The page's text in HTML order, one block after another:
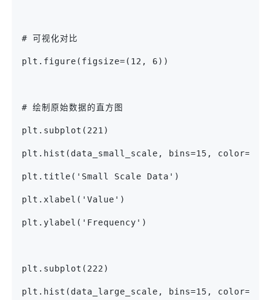
# 可视化对比
plt.figure(figsize=(12, 6))
# 绘制原始数据的直方图
plt.subplot(221)
plt.hist(data_small_scale, bins=15,
plt.title('Small Scale Data')
plt.xlabel('Value')
plt.ylabel('Frequency')
plt.subplot(222)
plt.hist(data_large_scale, bins=15,